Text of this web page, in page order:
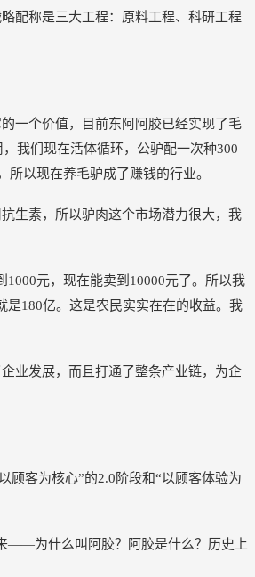
配称是三大工程：原料工程、科研工程
一个价值，目前东阿阿胶已经实现了毛
我们现在活体循环，公驴配一次种300
以现在养毛驴成了赚钱的行业。
生素，所以驴肉这个市场潜力很大，我
1000元，现在能卖到10000元了。所以我
是180亿。这是农民实实在在的收益。我
业发展，而且打通了整条产业链，为企
顾客为核心”的2.0阶段和“以顾客体验为
——为什么叫阿胶？阿胶是什么？历史上